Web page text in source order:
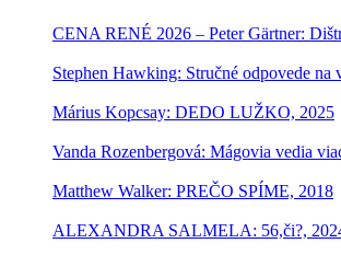
CENA RENÉ 2026 – Peter Gärtner:
Stephen Hawking: Stručné odpovede na
Márius Kopcsay: DEDO LUŽKO, 2025
Vanda Rozenbergová: Mágovia vedia
Matthew Walker: PREČO SPÍME, 2018
ALEXANDRA SALMELA: 56,či?,